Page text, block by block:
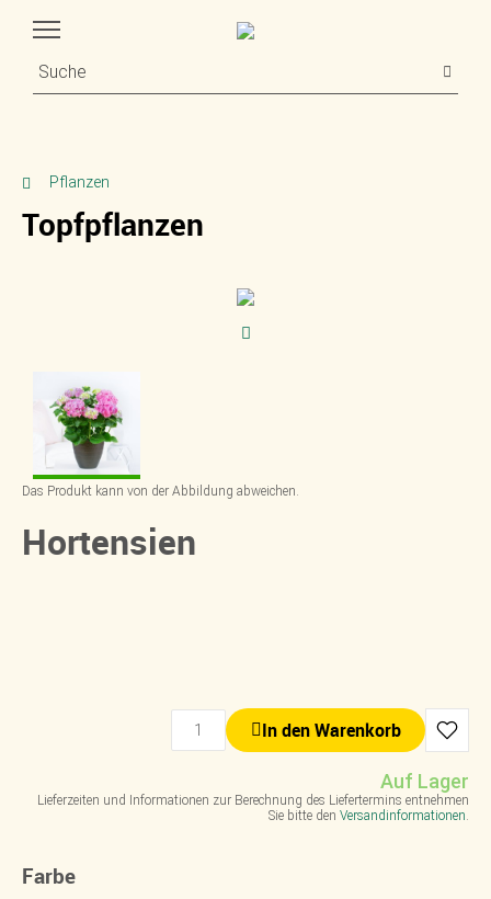
Pflanzen
Topfpflanzen
Das Produkt kann von der Abbildung abweichen.
Hortensien
In den Warenkorb
Auf Lager
Lieferzeiten und Informationen zur Berechnung des Liefertermins entnehmen
Sie bitte den Versandinformationen.
Farbe